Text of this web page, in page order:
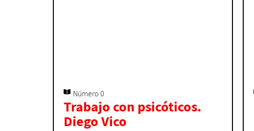
Número 0
Trabajo con psicóticos.
Diego Vico